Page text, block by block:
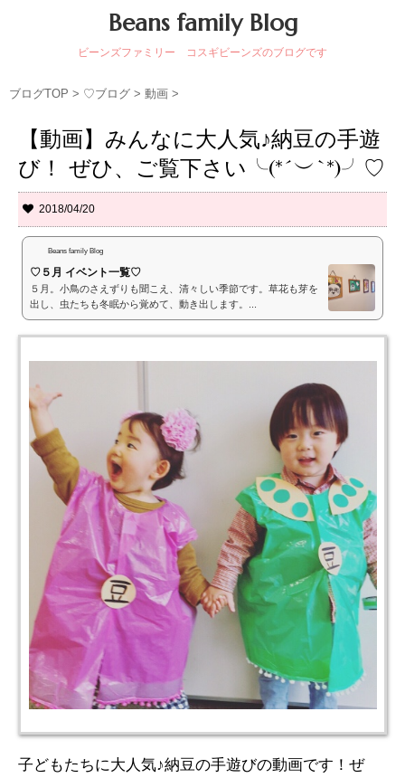
Beans family Blog
ビーンズファミリー コスギビーンズのブログです
ブログTOP > ♡ブログ > 動画 >
【動画】みんなに大人気♪納豆の手遊
び！ ぜひ、ご覧下さい╰(*´︶`*)╯♡
2018/04/20
Beans family Blog
♡５月 イベント一覧♡
５月。小鳥のさえずりも聞こえ、清々しい季節です。草花も芽を
出し、虫たちも冬眠から覚めて、動き出します。...
子どもたちに大人気♪納豆の手遊びの動画です！ぜ